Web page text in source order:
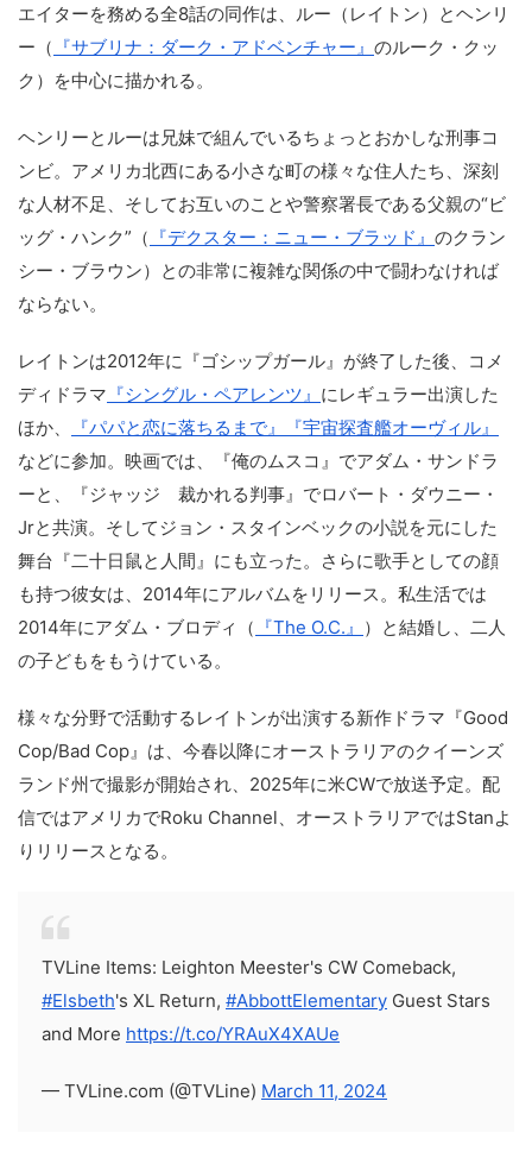
エイターを務める全8話の同作は、ルー（レイトン）とヘンリ
ー（ 『サブリナ：ダーク・アドベンチャー』 のルーク・クッ
ク）を中心に描かれる。
ヘンリーとルーは兄妹で組んでいるちょっとおかしな刑事コ
ンビ。アメリカ北西にある小さな町の様々な住人たち、深刻
な人材不足、そしてお互いのことや警察署長である父親の“ビ
ッグ・ハンク”（ 『デクスター：ニュー・ブラッド』 のクラン
シー・ブラウン）との非常に複雑な関係の中で闘わなければ
ならない。
レイトンは2012年に『ゴシップガール』が終了した後、コメ
ディドラマ 『シングル・ペアレンツ』 にレギュラー出演した
ほか、
『パパと恋に落ちるまで』
『宇宙探査艦オーヴィル』
などに参加。映画では、『俺のムスコ』でアダム・サンドラ
ーと、『ジャッジ 裁かれる判事』でロバート・ダウニー・
Jrと共演。そしてジョン・スタインベックの小説を元にした
舞台『二十日鼠と人間』にも立った。さらに歌手としての顔
も持つ彼女は、2014年にアルバムをリリース。私生活では
2014年にアダム・ブロディ（ 『The O.C.』 ）と結婚し、二人
の子どもをもうけている。
様々な分野で活動するレイトンが出演する新作ドラマ『Good
Cop/Bad Cop』は、今春以降にオーストラリアのクイーンズ
ランド州で撮影が開始され、2025年に米CWで放送予定。配
信ではアメリカでRoku Channel、オーストラリアではStanよ
りリリースとなる。
TVLine Items: Leighton Meester's CW Comeback,
#Elsbeth's XL Return, #AbbottElementary Guest Stars
and More https://t.co/YRAuX4XAUe
— TVLine.com (@TVLine) March 11, 2024